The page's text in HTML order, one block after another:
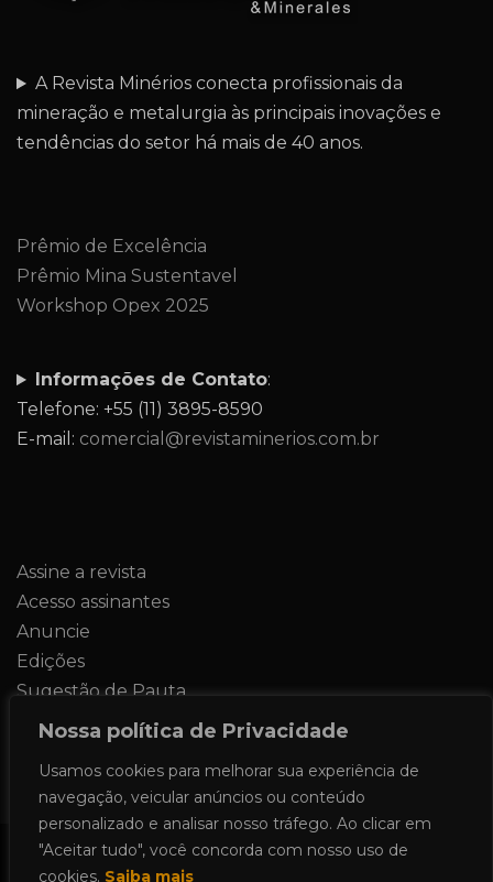
Nossa política de Privacidade
Usamos cookies para melhorar sua experiência de
navegação, veicular anúncios ou conteúdo
personalizado e analisar nosso tráfego. Ao clicar em
"Aceitar tudo", você concorda com nosso uso de
cookies. Saiba mais
A Revista Minérios conecta profissionais da
mineração e metalurgia às principais inovações e
tendências do setor há mais de 40 anos.
Prêmio de Excelência
Prêmio Mina Sustentavel
Workshop Opex 2025
Informações de Contato:
Telefone: +55 (11) 3895-8590
E-mail: comercial@revistaminerios.com.br
Assine a revista
Acesso assinantes
Anuncie
Edições
Sugestão de Pauta
Contato
Todos os direitos reservados 2024.